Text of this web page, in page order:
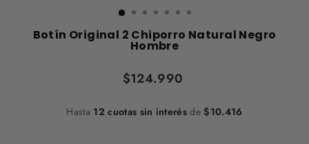
Botín Original 2 Chiporro Natural Negro
Hombre
Precio
habitual
$124.990
Hasta 12 cuotas sin interés de $10.416